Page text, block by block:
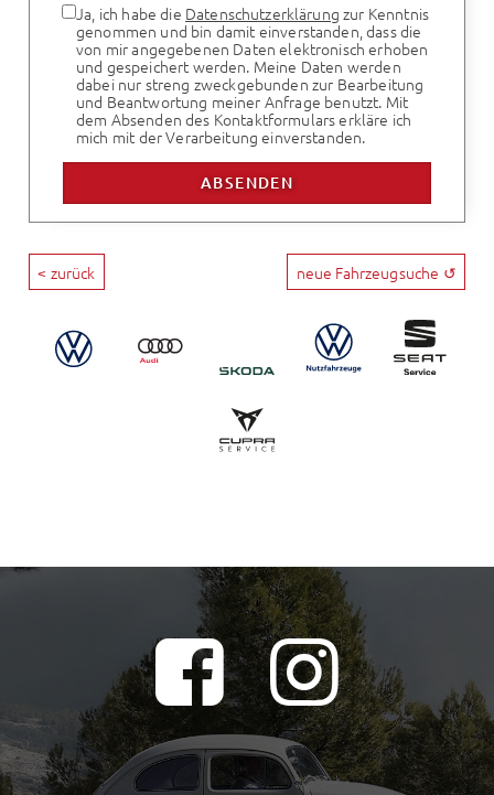
Ja, ich habe die Datenschutzerklärung zur Kenntnis
genommen und bin damit einverstanden, dass die
von mir angegebenen Daten elektronisch erhoben
und gespeichert werden. Meine Daten werden
dabei nur streng zweckgebunden zur Bearbeitung
und Beantwortung meiner Anfrage benutzt. Mit
dem Absenden des Kontaktformulars erkläre ich
mich mit der Verarbeitung einverstanden.
< zurück neue Fahrzeugsuche ↺